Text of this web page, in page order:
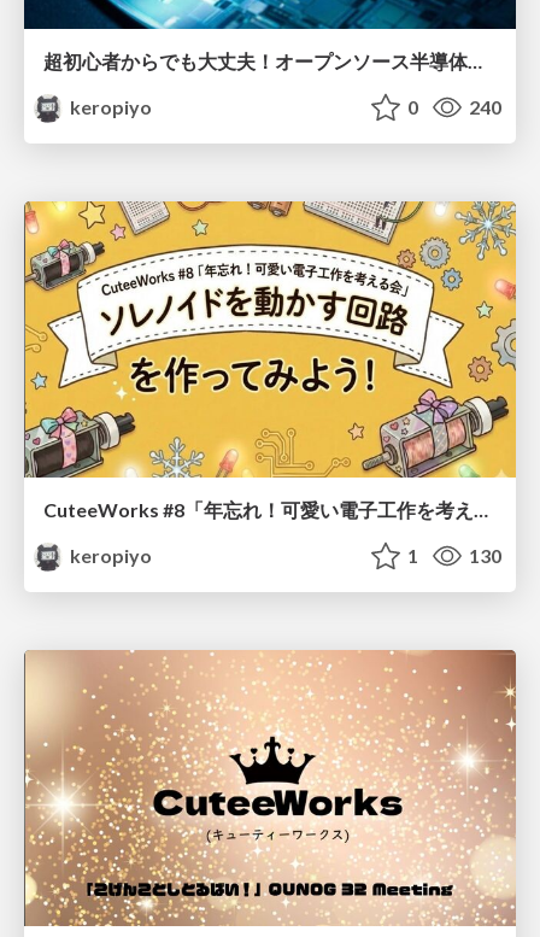
keropiyo
0 240
CuteeWorks #8「年忘れ！可愛い電子工作を考える会」ソレノイドを動かす回路を作ってみよう
keropiyo
1 130